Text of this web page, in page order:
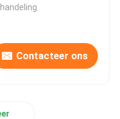
Contacteer ons